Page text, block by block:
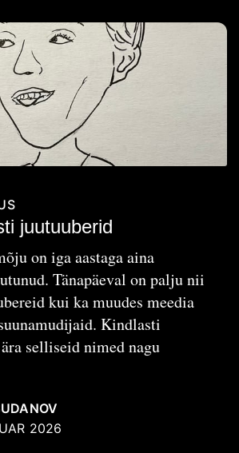
juutuuberid
on iga aastaga aina
Tänapäeval on palju nii
kui ka muudes meedia
Kindlasti
selliseid nimed nagu
2026